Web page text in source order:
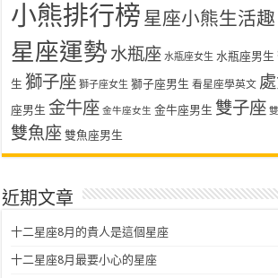
小熊排行榜 星座小熊生活趣
星座運勢 水瓶座 水瓶座女生 水瓶座男生
生 獅子座 獅子座女生 獅子座男生 看星座學英文
座男生 金牛座 金牛座女生 金牛座男生 雙子座
雙魚座 雙魚座男生
近期文章
十二星座8月的貴人是這個星座
十二星座8月最要小心的星座